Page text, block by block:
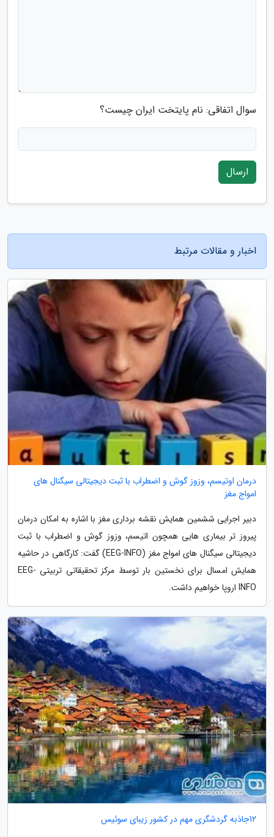
سوال اتفاقی: نام پایتخت ایران چیست؟
ارسال
اخبار و مقالات مرتبط
درمان اوتیسم، وزوز گوش و اضطراب با ثبت دیجیتالی سیگنال های
امواج مغز
دبیر اجرایی ششمین همایش نقشه برداری مغز با اشاره به امکان درمان
پیروز تر بیماری هایی همچون اتیسم، وزوز گوش و اضطراب با ثبت
دیجیتالی سیگنال های امواج مغز (EEG-INFO) گفت: کارگاهی در حاشیه
همایش امسال برای نخستین بار توسط مرکز تحقیقاتی تربیتی EEG-
INFO اروپا خواهیم داشت.
12جاذبه گردشگری مهم در کشور زیبای سوئیس